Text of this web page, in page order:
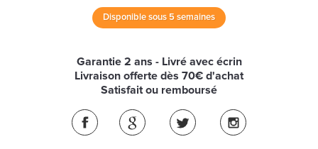
Disponible sous 5 semaines
Garantie 2 ans - Livré avec écrin
Livraison offerte dès 70€ d'achat
Satisfait ou remboursé